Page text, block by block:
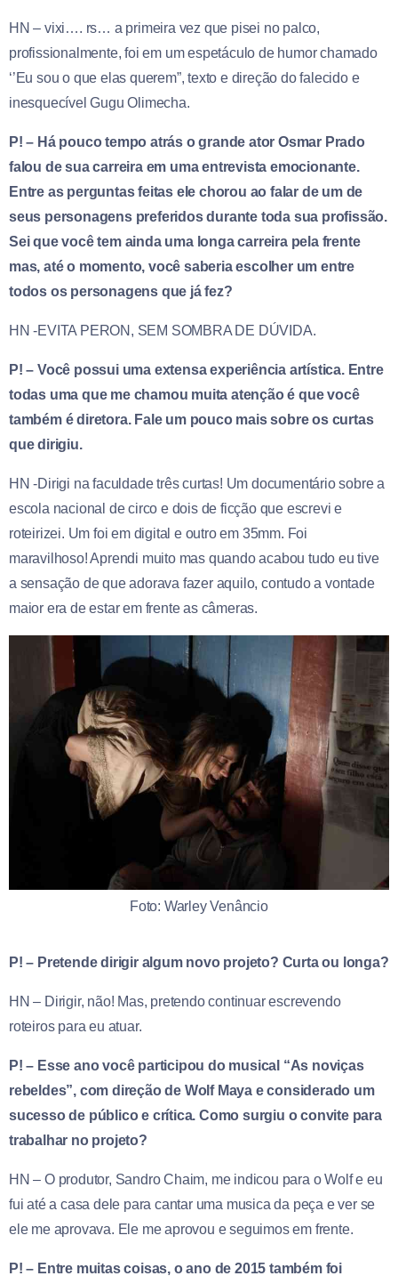
HN – vixi…. rs… a primeira vez que pisei no palco,
profissionalmente, foi em um espetáculo de humor chamado
‘’Eu sou o que elas querem”, texto e direção do falecido e
inesquecível Gugu Olimecha.
P! – Há pouco tempo atrás o grande ator Osmar Prado
falou de sua carreira em uma entrevista emocionante.
Entre as perguntas feitas ele chorou ao falar de um de
seus personagens preferidos durante toda sua profissão.
Sei que você tem ainda uma longa carreira pela frente
mas, até o momento, você saberia escolher um entre
todos os personagens que já fez?
HN -EVITA PERON, SEM SOMBRA DE DÚVIDA.
P! – Você possui uma extensa experiência artística. Entre
todas uma que me chamou muita atenção é que você
também é diretora. Fale um pouco mais sobre os curtas
que dirigiu.
HN -Dirigi na faculdade três curtas! Um documentário sobre a
escola nacional de circo e dois de ficção que escrevi e
roteirizei. Um foi em digital e outro em 35mm. Foi
maravilhoso! Aprendi muito mas quando acabou tudo eu tive
a sensação de que adorava fazer aquilo, contudo a vontade
maior era de estar em frente as câmeras.
Foto: Warley Venâncio
P! – Pretende dirigir algum novo projeto? Curta ou longa?
HN – Dirigir, não! Mas, pretendo continuar escrevendo
roteiros para eu atuar.
P! – Esse ano você participou do musical “As noviças
rebeldes”, com direção de Wolf Maya e considerado um
sucesso de público e crítica. Como surgiu o convite para
trabalhar no projeto?
HN – O produtor, Sandro Chaim, me indicou para o Wolf e eu
fui até a casa dele para cantar uma musica da peça e ver se
ele me aprovava. Ele me aprovou e seguimos em frente.
P! – Entre muitas coisas, o ano de 2015 também foi